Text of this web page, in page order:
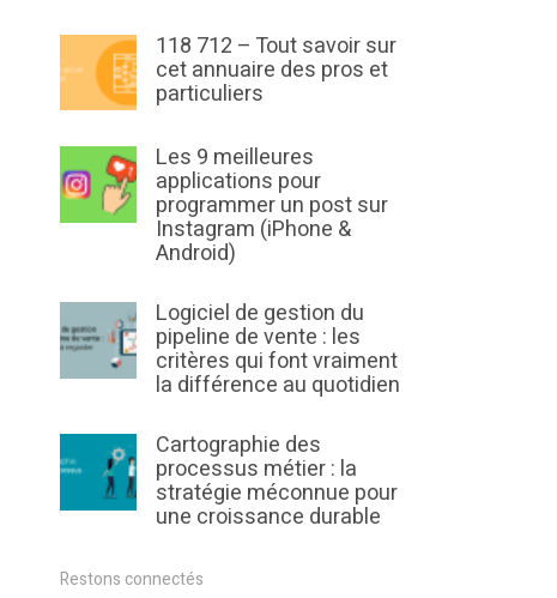
118 712 – Tout savoir sur
cet annuaire des pros et
particuliers
Les 9 meilleures
applications pour
programmer un post sur
Instagram (iPhone &
Android)
Logiciel de gestion du
pipeline de vente : les
critères qui font vraiment
la différence au quotidien
Cartographie des
processus métier : la
stratégie méconnue pour
une croissance durable
Restons connectés